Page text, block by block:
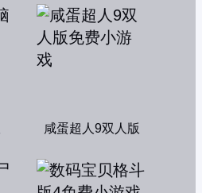
咸蛋超人9双人版